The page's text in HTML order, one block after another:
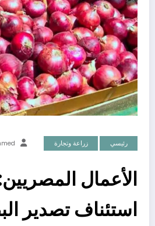
رئيسي زراعة وتجارة
الأعمال
استئناف تصدير